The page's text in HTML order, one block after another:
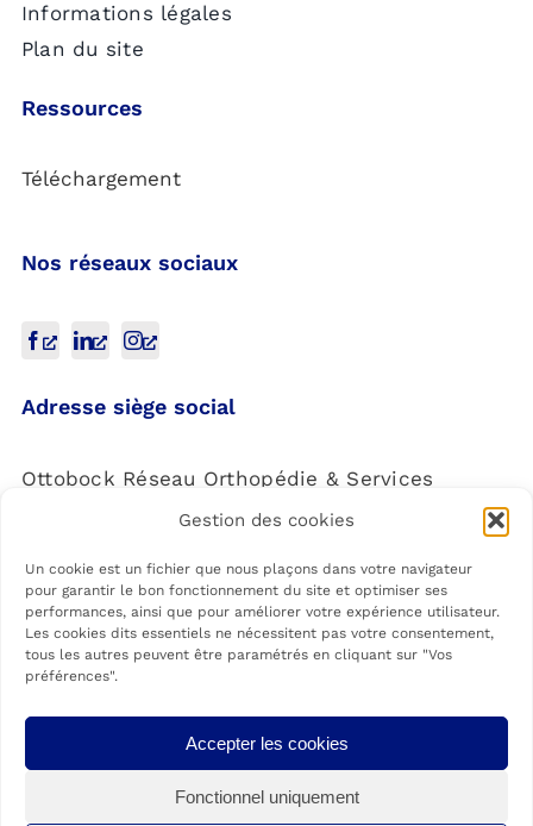
Gestion des cookies
Un cookie est un fichier que nous plaçons dans votre navigateur
pour garantir le bon fonctionnement du site et optimiser ses
performances, ainsi que pour améliorer votre expérience utilisateur.
Les cookies dits essentiels ne nécessitent pas votre consentement,
tous les autres peuvent être paramétrés en cliquant sur "Vos
préférences".
Accepter les cookies
Fonctionnel uniquement
Informations légales
Plan du site
Ressources
Téléchargement
Nos réseaux sociaux
Adresse siège social
Ottobock Réseau Orthopédie & Services
4 Rue de la Réunion,
91940 Les Ulis
Orthopédie & Services, Société par actions simplifiée à associé unique
spécialisée dans la fabrication de matériel médico-chirurgical (Code NAF
3250A). Siège social situé au 4 rue de la Réunion, 91940 LES ULIS.
Immatriculée au RCS le 05-05-2021. Numéro siret : 89901192800012.